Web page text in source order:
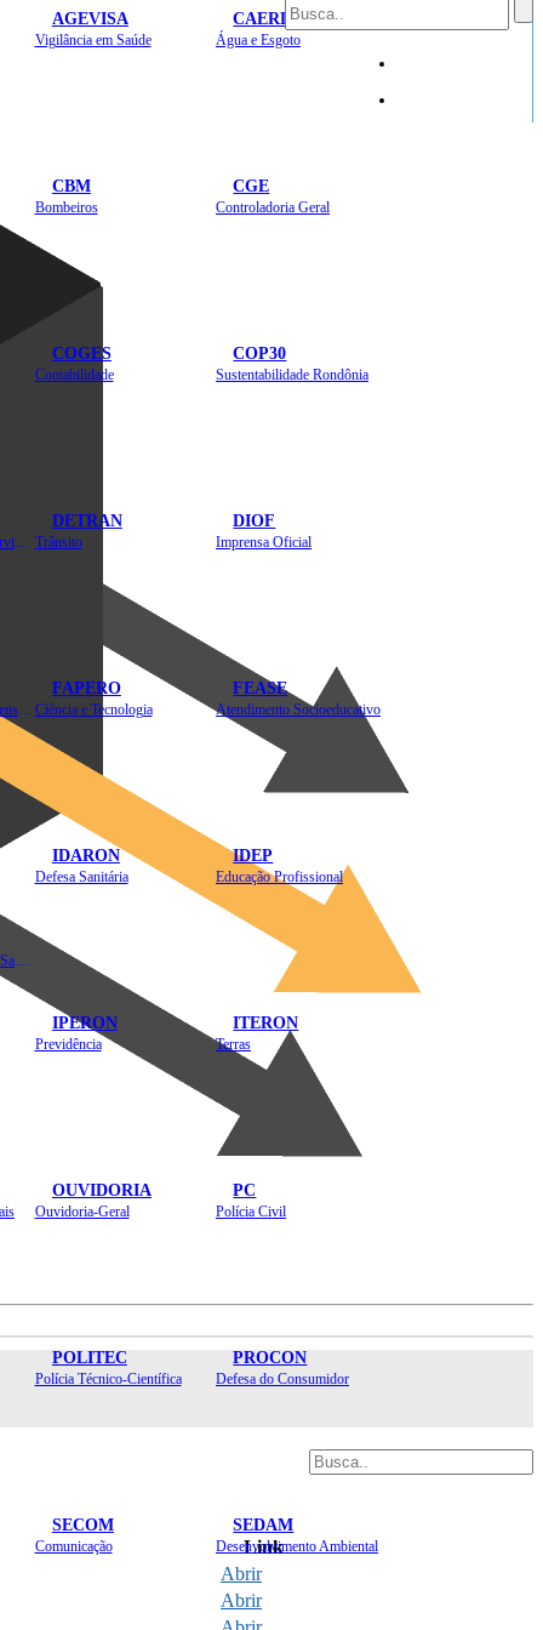
AGEVISA
Vigilância em Saúde
CAERD
Água e Esgoto
CBM
Bombeiros
CGE
Controladoria Geral
COGES
Contabilidade
COP30
Sustentabilidade Rondônia
DETRAN
Trânsito
DIOF
Imprensa Oficial
FAPERO
Ciência e Tecnologia
FEASE
Atendimento Socioeducativo
IDARON
Defesa Sanitária
IDEP
Educação Profissional
IPERON
Previdência
ITERON
Terras
OUVIDORIA
Ouvidoria-Geral
PC
Polícia Civil
POLITEC
Polícia Técnico-Científica
PROCON
Defesa do Consumidor
SECOM
Comunicação
SEDAM
Desenvolvimento Ambiental
Mapa do Site
Link
Abrir
Abrir